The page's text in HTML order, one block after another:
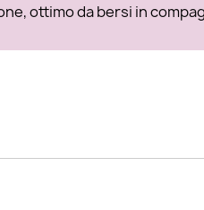
ottimo da bersi in